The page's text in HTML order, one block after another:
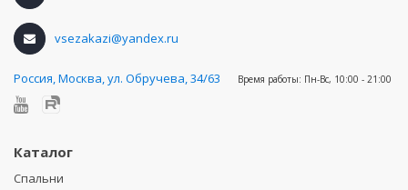
vsezakazi@yandex.ru
Россия,Москва, ул. Обручева, 34/63 Время работы: Пн-Вс, 10:00 - 21:00
Каталог
Спальни